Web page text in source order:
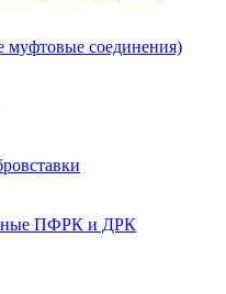
муфтовые соединения)
ПФРК и ДРК